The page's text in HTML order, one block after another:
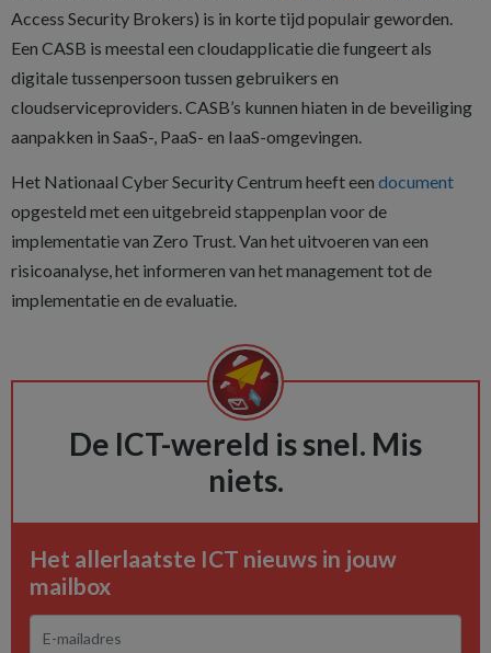
Access Security Brokers) is in korte tijd populair geworden.
Een CASB is meestal een cloudapplicatie die fungeert als
digitale tussenpersoon tussen gebruikers en
cloudserviceproviders. CASB’s kunnen hiaten in de beveiliging
aanpakken in SaaS-, PaaS- en IaaS-omgevingen.
Het Nationaal Cyber Security Centrum heeft een document
opgesteld met een uitgebreid stappenplan voor de
implementatie van Zero Trust. Van het uitvoeren van een
risicoanalyse, het informeren van het management tot de
implementatie en de evaluatie.
De ICT-wereld is snel. Mis
niets.
Het allerlaatste ICT nieuws in jouw
mailbox